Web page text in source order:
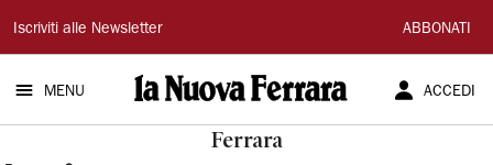
La
Nuova
Ferrara
Iscriviti alle Newsletter ABBONATI
MENU ACCEDI
Ferrara